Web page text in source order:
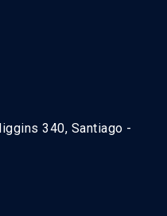
340, Santiago -